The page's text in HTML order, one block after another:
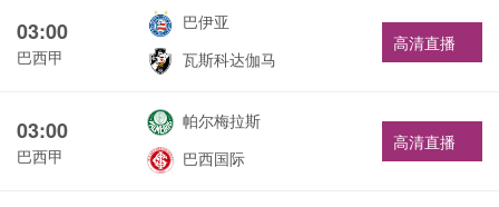
03:00
巴西甲
巴伊亚
瓦斯科达伽马
高清直播
03:00
巴西甲
帕尔梅拉斯
巴西国际
高清直播